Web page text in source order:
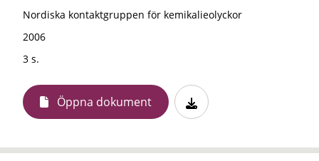
Nordiska kontaktgruppen för kemikalieolyckor
2006
3 s.
Öppna dokument